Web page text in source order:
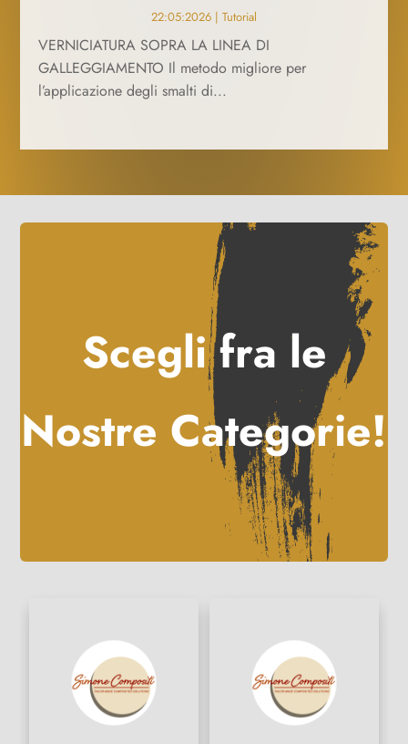
22:05:2026 | Tutorial
VERNICIATURA SOPRA LA LINEA DI
GALLEGGIAMENTO Il metodo migliore per
l’applicazione degli smalti di...
Scegli fra le
Nostre Categorie!